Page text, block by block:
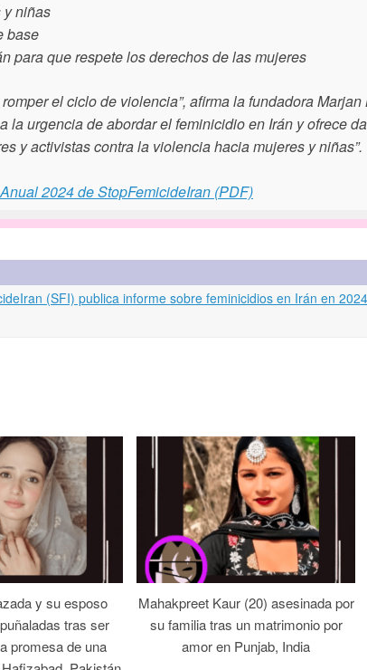
y niñas
base
para que respete los derechos de las mujeres
el ciclo de violencia”, afirma la fundadora Marjan
la urgencia de abordar el feminicidio en Irán y ofrece
y activistas contra la violencia hacia mujeres y niñas”.
2024 de StopFemicideIran (PDF)
(SFI) publica informe sobre feminicidios en Irán en 2024
y su esposo
tras ser
promesa de una
Mahakpreet Kaur (20) asesinada por
su familia tras un matrimonio por
amor en Punjab, India